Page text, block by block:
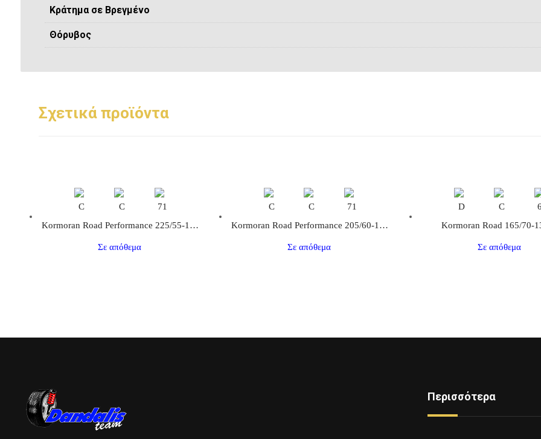
Κράτημα σε Βρεγμένο
Θόρυβος
Σχετικά προϊόντα
C C
71
Kormoran Road Performance 225/55-16 95V
Σε απόθεμα
C C
71
Kormoran Road Performance 205/60-16 92H
Σε απόθεμα
D C
Kormoran Road 165/70-
Σε απόθεμα
Περισσότερα